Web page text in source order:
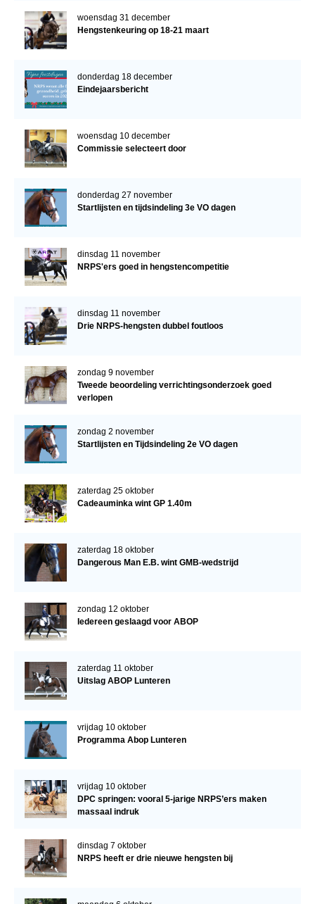
woensdag 31 december
Hengstenkeuring op 18-21 maart
donderdag 18 december
Eindejaarsbericht
woensdag 10 december
Commissie selecteert door
donderdag 27 november
Startlijsten en tijdsindeling 3e VO dagen
dinsdag 11 november
NRPS'ers goed in hengstencompetitie
dinsdag 11 november
Drie NRPS-hengsten dubbel foutloos
zondag 9 november
Tweede beoordeling verrichtingsonderzoek goed
verlopen
zondag 2 november
Startlijsten en Tijdsindeling 2e VO dagen
zaterdag 25 oktober
Cadeauminka wint GP 1.40m
zaterdag 18 oktober
Dangerous Man E.B. wint GMB-wedstrijd
zondag 12 oktober
Iedereen geslaagd voor ABOP
zaterdag 11 oktober
Uitslag ABOP Lunteren
vrijdag 10 oktober
Programma Abop Lunteren
vrijdag 10 oktober
DPC springen: vooral 5-jarige NRPS’ers maken
massaal indruk
dinsdag 7 oktober
NRPS heeft er drie nieuwe hengsten bij